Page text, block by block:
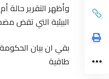
وأظهر التقرير
البيئية التي تقض
بقي ان بيان
طاقية